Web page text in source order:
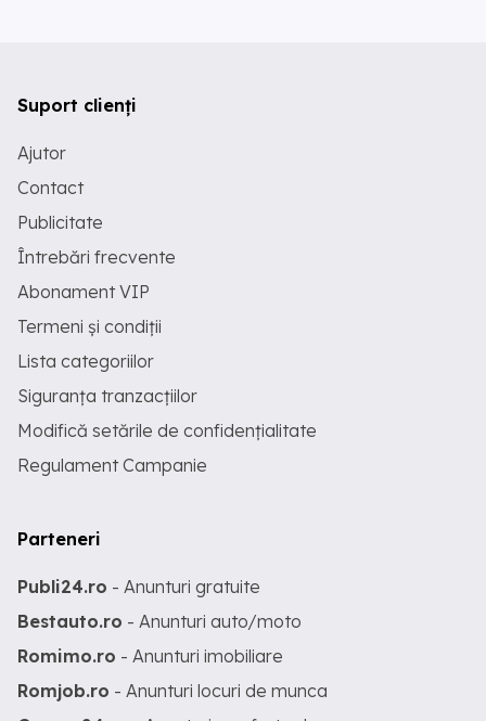
Suport clienți
Ajutor
Contact
Publicitate
Întrebări frecvente
Abonament VIP
Termeni și condiții
Lista categoriilor
Siguranța tranzacțiilor
Modifică setările de confidențialitate
Regulament Campanie
Parteneri
Publi24.ro - Anunturi gratuite
Bestauto.ro - Anunturi auto/moto
Romimo.ro - Anunturi imobiliare
Romjob.ro - Anunturi locuri de munca